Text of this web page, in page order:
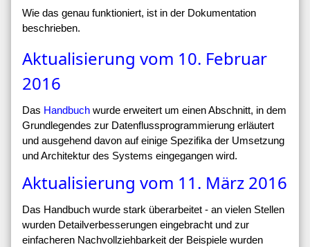
Wie das genau funktioniert, ist in der Dokumentation
beschrieben.
Aktualisierung vom 10. Februar
2016
Das Handbuch wurde erweitert um einen Abschnitt, in dem
Grundlegendes zur Datenflussprogrammierung erläutert
und ausgehend davon auf einige Spezifika der Umsetzung
und Architektur des Systems eingegangen wird.
Aktualisierung vom 11. März 2016
Das Handbuch wurde stark überarbeitet - an vielen Stellen
wurden Detailverbesserungen eingebracht und zur
einfacheren Nachvollziehbarkeit der Beispiele wurden